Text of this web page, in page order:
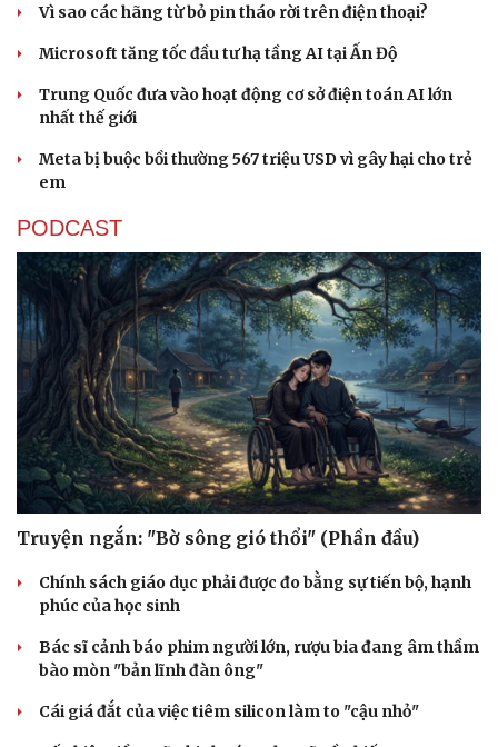
Vì sao các hãng từ bỏ pin tháo rời trên điện thoại?
Microsoft tăng tốc đầu tư hạ tầng AI tại Ấn Độ
Trung Quốc đưa vào hoạt động cơ sở điện toán AI lớn
nhất thế giới
Meta bị buộc bồi thường 567 triệu USD vì gây hại cho trẻ
em
PODCAST
Truyện ngắn: "Bờ sông gió thổi" (Phần đầu)
Chính sách giáo dục phải được đo bằng sự tiến bộ, hạnh
phúc của học sinh
Bác sĩ cảnh báo phim người lớn, rượu bia đang âm thầm
bào mòn "bản lĩnh đàn ông"
Cái giá đắt của việc tiêm silicon làm to "cậu nhỏ"